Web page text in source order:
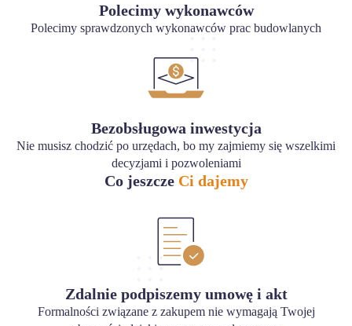
Polecimy wykonawców
Polecimy sprawdzonych wykonawców prac budowlanych
Bezobsługowa inwestycja
Nie musisz chodzić po urzędach, bo my zajmiemy się wszelkimi
decyzjami i pozwoleniami
Co jeszcze Ci dajemy
Zdalnie podpiszemy umowę i akt
Formalności związane z zakupem nie wymagają Twojej